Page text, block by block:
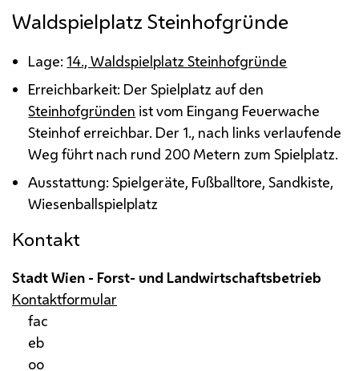
Waldspielplatz Steinhofgründe
Lage: 14., Waldspielplatz Steinhofgründe
Erreichbarkeit: Der Spielplatz auf den
Steinhofgründen ist vom Eingang Feuerwache
Steinhof erreichbar. Der 1., nach links verlaufende
Weg führt nach rund 200 Metern zum Spielplatz.
Ausstattung: Spielgeräte, Fußballtore, Sandkiste,
Wiesenballspielplatz
Kontakt
Stadt Wien - Forst- und Landwirtschaftsbetrieb
Kontaktformular
fac
eb
oo